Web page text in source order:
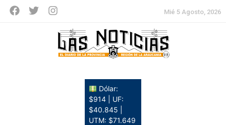
Mié 5 Agosto, 2026
Dólar:
$914 | UF:
$40.845 |
UTM: $71.649